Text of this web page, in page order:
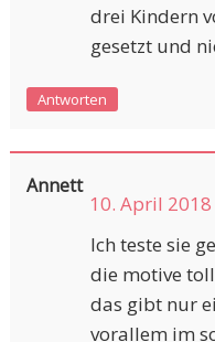
drei Kindern
gesetzt und
Antworten
Annett
10. April
Ich teste sie
die motive
das gibt nur
vorallem im